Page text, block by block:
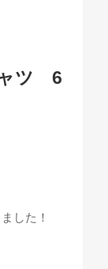
ャツ 6
した！